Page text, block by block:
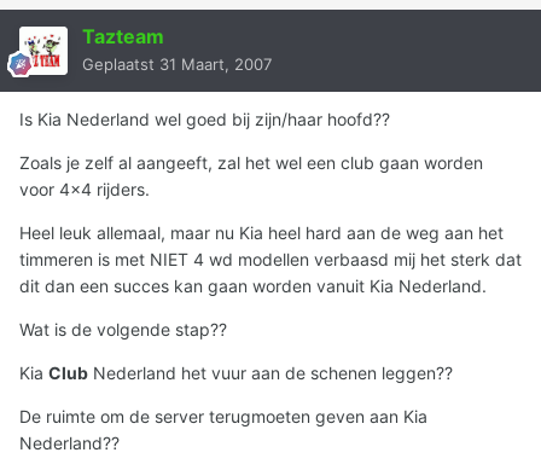
Tazteam
Geplaatst 31 Maart, 2007
Is Kia Nederland wel goed bij zijn/haar hoofd??
Zoals je zelf al aangeeft, zal het wel een club gaan worden
voor 4x4 rijders.
Heel leuk allemaal, maar nu Kia heel hard aan de weg aan het
timmeren is met NIET 4 wd modellen verbaasd mij het sterk dat
dit dan een succes kan gaan worden vanuit Kia Nederland.
Wat is de volgende stap??
Kia Club Nederland het vuur aan de schenen leggen??
De ruimte om de server terugmoeten geven aan Kia
Nederland??